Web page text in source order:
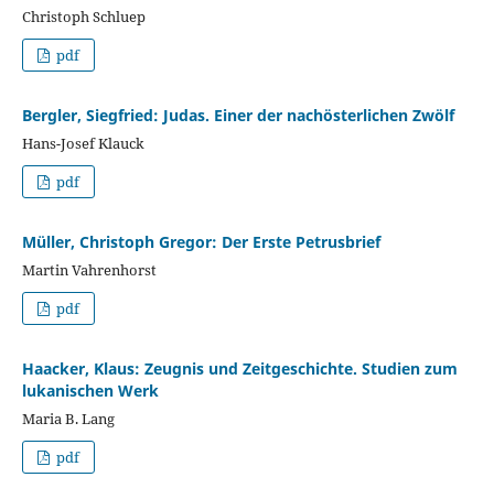
Christoph Schluep
pdf
Bergler, Siegfried: Judas. Einer der nachösterlichen Zwölf
Hans-Josef Klauck
pdf
Müller, Christoph Gregor: Der Erste Petrusbrief
Martin Vahrenhorst
pdf
Haacker, Klaus: Zeugnis und Zeitgeschichte. Studien zum
lukanischen Werk
Maria B. Lang
pdf